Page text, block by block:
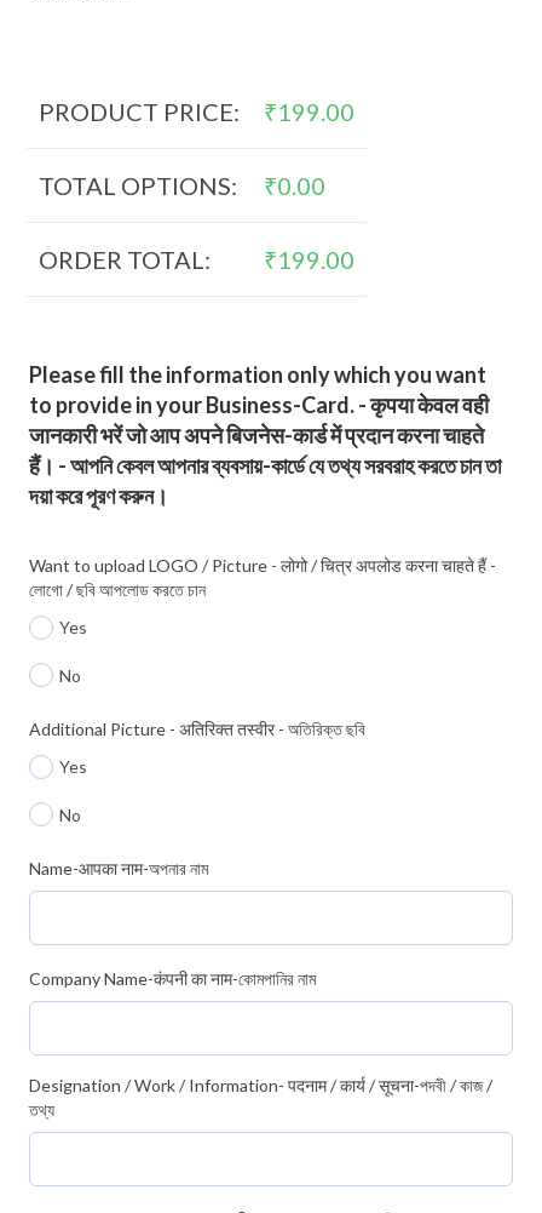
PRODUCT PRICE: ₹199.00
TOTAL OPTIONS: ₹0.00
ORDER TOTAL: ₹199.00
Please fill the information only which you want
to provide in your Business-Card. - कृपया केवल वही
जानकारी भरें जो आप अपने बिजनेस-कार्ड में प्रदान करना चाहते
हैं। - আপনি কেবল আপনার ব্যবসায়-কার্ডে যে তথ্য সরবরাহ করতে চান তা
দয়া করে পূরণ করুন।
Want to upload LOGO / Picture - लोगो / चित्र अपलोड करना चाहते हैं -
লোগো / ছবি আপলোড করতে চান
Yes
No
Additional Picture - अतिरिक्त तस्वीर - অতিরিক্ত ছবি
Yes
No
Name-आपका नाम-অপনার নাম
Company Name-कंपनी का नाम-কোমপানির নাম
Designation / Work / Information- पदनाम / कार्य / सूचना-পদবী / কাজ /
তথ্য